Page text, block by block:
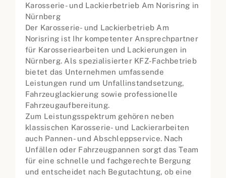
Karosserie- und Lackierbetrieb Am Norisring in
Nürnberg
Der Karosserie- und Lackierbetrieb Am
Norisring ist Ihr kompetenter Ansprechpartner
für Karosseriearbeiten und Lackierungen in
Nürnberg. Als spezialisierter KFZ-Fachbetrieb
bietet das Unternehmen umfassende
Leistungen rund um Unfallinstandsetzung,
Fahrzeuglackierung sowie professionelle
Fahrzeugaufbereitung.
Zum Leistungsspektrum gehören neben
klassischen Karosserie- und Lackierarbeiten
auch Pannen- und Abschleppservice. Nach
Unfällen oder Fahrzeugpannen sorgt das Team
für eine schnelle und fachgerechte Bergung
und entscheidet nach Begutachtung, ob eine